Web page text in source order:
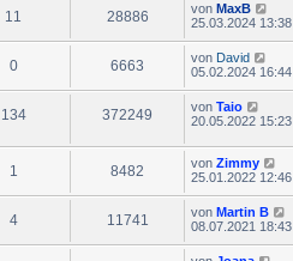
11 28886 von MaxB
25.03.2024 13:38
0 6663 von David
05.02.2024 16:44
134 372249 von Taio
20.05.2022 15:23
1 8482 von Zimmy
25.01.2022 12:46
4 11741 von Martin B
08.07.2021 18:43